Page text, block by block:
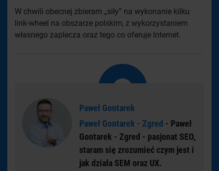
W chwili obecnej zbieram „siły” na wykonanie kilku
link-wheel na obszarze polskim, z wykorzystaniem
własnego zaplecza oraz tego co oferuje Internet.
Paweł Gontarek
Paweł Gontarek - Zgred - Paweł
Gontarek - Zgred - pasjonat SEO,
staram się zrozumieć czym jest i
jak działa SEM oraz UX.